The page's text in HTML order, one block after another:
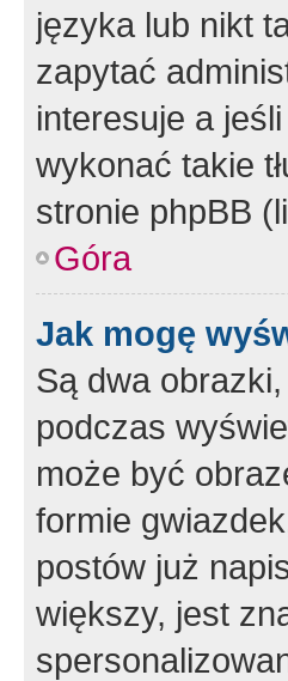
języka lub nikt
zapytać
interesuje a
wykonać takie
stronie phpBB
Góra
Jak mogę
Są dwa
podczas
może być
formie
postów już
większy, jest